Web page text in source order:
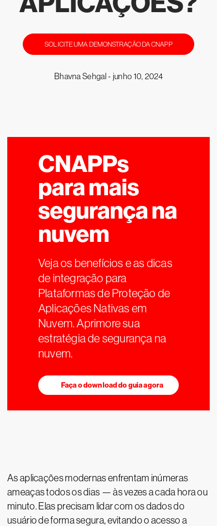
SOLICITE UMA DEMONSTRAÇÃO DA CNAPP
Bhavna Sehgal - junho 10, 2024
CNAPPs
para mais
segurança na
nuvem
Veja os benefícios e as dicas
de integração para
Plataformas de Proteção de
Aplicações Nativas em
Nuvem. Aprimore sua
estratégia de segurança na
nuvem.
Faça o download do guia agora
As aplicações modernas enfrentam inúmeras
ameaças todos os dias — às vezes a cada hora ou
minuto. Elas precisam lidar com os dados do
usuário de forma segura, evitando o acesso a